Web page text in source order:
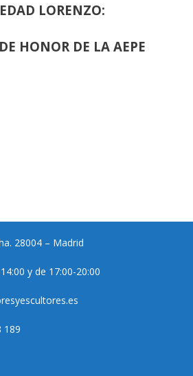
LORENZO:
HONOR DE LA AEPE
28004 – Madrid
y de 17:00-20:00
189